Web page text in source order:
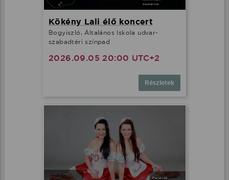
Kökény Lali élő koncert
Bogyiszló, Általános Iskola udvar-
szabadtéri színpad
2026.09.05 20:00 UTC+2
Részletek